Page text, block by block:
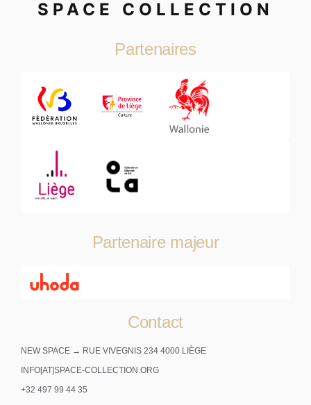
SPACE COLLECTION
Partenaires
Partenaire majeur
Contact
NEW SPACE → RUE VIVEGNIS 234 4000 LIÈGE
INFO[AT]SPACE-COLLECTION.ORG
+32 497 99 44 35